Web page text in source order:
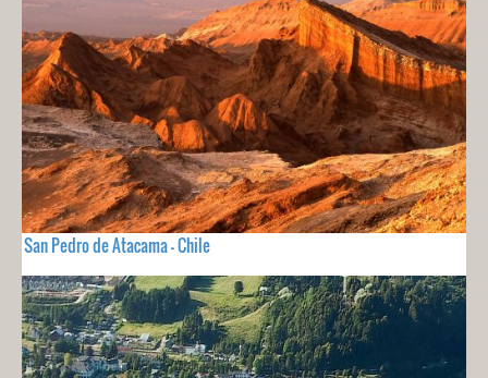
San Pedro de Atacama - Chile